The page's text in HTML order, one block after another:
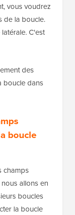
vous voudrez
de la boucle.
C'est
des
boucle dans
boucle
champs
allons en
boucles
la boucle